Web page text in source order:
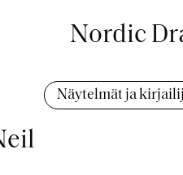
Nordic
Näytelmät ja